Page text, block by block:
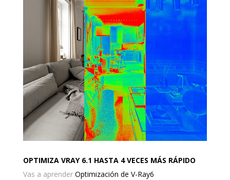
OPTIMIZA VRAY 6.1 HASTA 4 VECES MÁS RÁPIDO
Vas a aprender Optimización de V-Ray6